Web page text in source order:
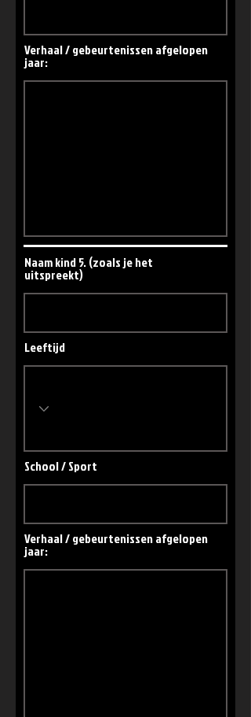
Verhaal / gebeurtenissen afgelopen
jaar:
Naam kind 5. (zoals je het
uitspreekt)
Leeftijd
School / Sport
Verhaal / gebeurtenissen afgelopen
jaar: